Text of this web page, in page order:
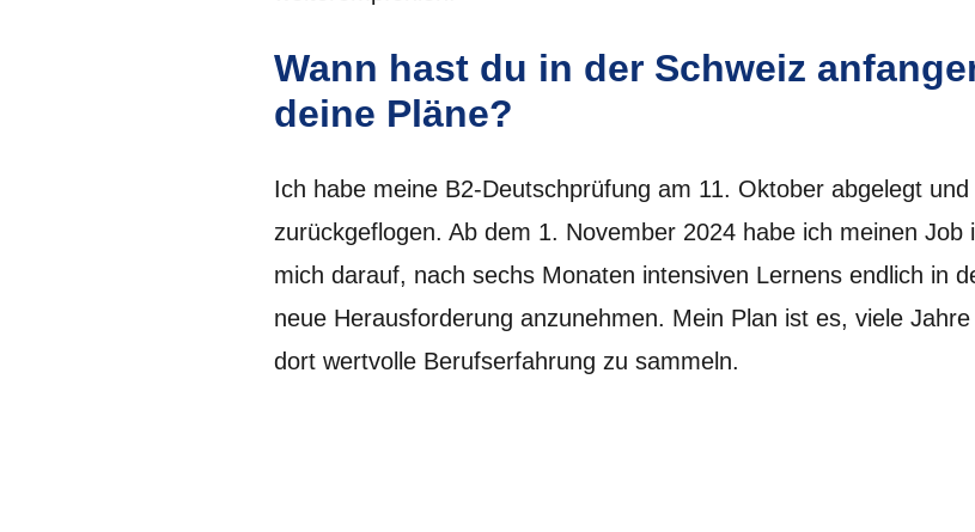
Wann hast du in der Schweiz
deine Pläne?
Ich habe meine B2-Deutschprüfung am 11. Oktober abgelegt
zurückgeflogen. Ab dem 1. November 2024 habe ich meinen
mich darauf, nach sechs Monaten intensiven Lernens endlich in
neue Herausforderung anzunehmen. Mein Plan ist es, viele
dort wertvolle Berufserfahrung zu sammeln.